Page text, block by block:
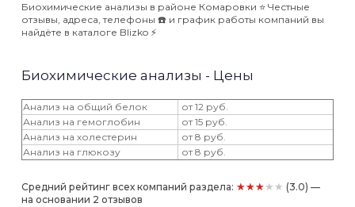
Биохимические анализы в районе Комаровки ⭐️ Честные
отзывы, адреса, телефоны ☎️ и график работы компаний вы
найдёте в каталоге Blizko ⚡️
Биохимические анализы - Цены
Анализ на общий белок
от 12 руб.
Анализ на гемоглобин
от 15 руб.
Анализ на холестерин
от 8 руб.
Анализ на глюкозу
от 8 руб.
Средний рейтинг всех компаний раздела: ★★★★★ (3.0) —
на основании 2 отзывов